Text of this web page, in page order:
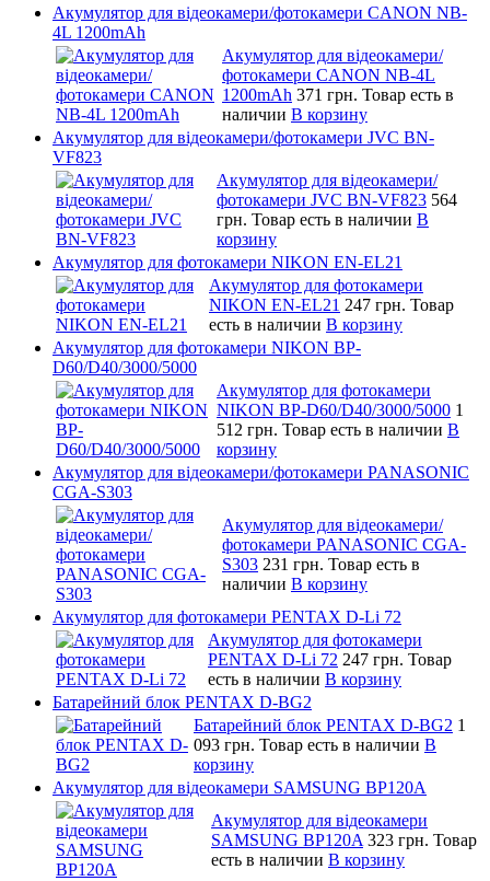
Акумулятор для відеокамери/фотокамери CANON NB-
4L 1200mAh
Акумулятор для відеокамери/
фотокамери CANON NB-4L
1200mAh 371 грн. Товар есть в
наличии В корзину
Акумулятор для відеокамери/фотокамери JVC BN-
VF823
Акумулятор для відеокамери/
фотокамери JVC BN-VF823 564
грн. Товар есть в наличии В
корзину
Акумулятор для фотокамери NIKON EN-EL21
Акумулятор для фотокамери
NIKON EN-EL21 247 грн. Товар
есть в наличии В корзину
Акумулятор для фотокамери NIKON BP-
D60/D40/3000/5000
Акумулятор для фотокамери
NIKON BP-D60/D40/3000/5000 1
512 грн. Товар есть в наличии В
корзину
Акумулятор для відеокамери/фотокамери PANASONIC
CGA-S303
Акумулятор для відеокамери/
фотокамери PANASONIC CGA-
S303 231 грн. Товар есть в
наличии В корзину
Акумулятор для фотокамери PENTAX D-Li 72
Акумулятор для фотокамери
PENTAX D-Li 72 247 грн. Товар
есть в наличии В корзину
Батарейний блок PENTAX D-BG2
Батарейний блок PENTAX D-BG2 1
093 грн. Товар есть в наличии В
корзину
Акумулятор для відеокамери SAMSUNG BP120A
Акумулятор для відеокамери
SAMSUNG BP120A 323 грн. Товар
есть в наличии В корзину